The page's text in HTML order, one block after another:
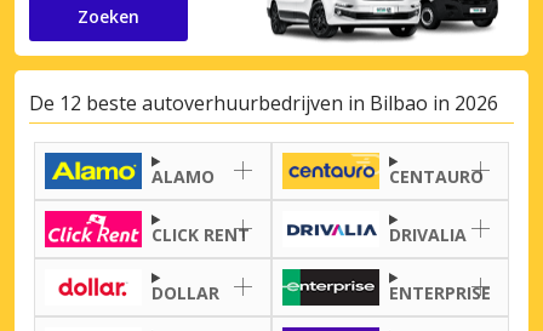
Zoeken
De 12 beste autoverhuurbedrijven in Bilbao in 2026
ALAMO CENTAURO
CLICK RENT DRIVALIA
DOLLAR ENTERPRISE